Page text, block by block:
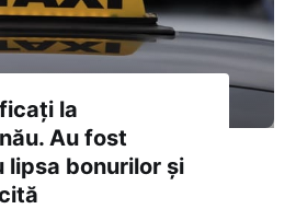
la
Au fost
lipsa bonurilor și